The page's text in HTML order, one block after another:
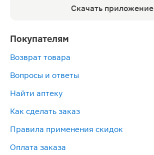
Скачать приложение
Покупателям
Возврат товара
Вопросы и ответы
Найти аптеку
Как сделать заказ
Правила применения скидок
Оплата заказа